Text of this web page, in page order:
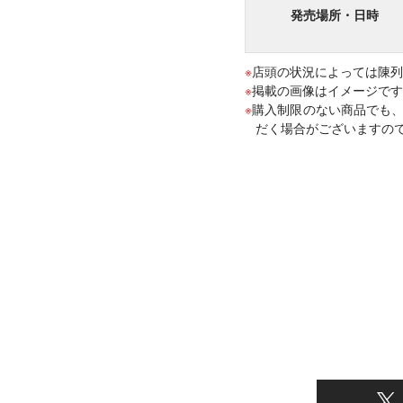
発売場所・日時
店頭の状況によっては陳
掲載の画像はイメージで
購入制限のない商品でも
だく場合がございますの